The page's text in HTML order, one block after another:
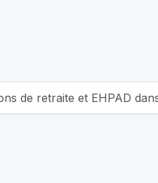
de retraite et EHPAD